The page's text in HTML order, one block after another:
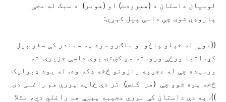
لوسيان داستان د (هيرودت) او (هومر) د سبک له مخې
پاروډي شوی چې داسې پيل کېږي:
((موږ له خپلو پنځوسو ملګرو سره په سمندر کې سفر پيل
کړ. اتيا ورځې وروسته مو کښتۍ يوې داسې جزيرې ته
ورسېده چې له عجيبه رازونو څخه ډکه وه. له يوه ډبرليک
څخه پوه شوو چې (هراکلس) تر دې ځايه پورې هم راغلی دی
)). په دې داستان کې نورې عجيبه پېښې هم راغلي دي، مثلا